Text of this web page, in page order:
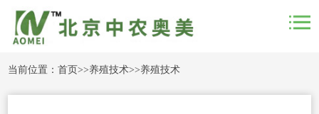
当前位置：首页>>养殖技术>>养殖技术